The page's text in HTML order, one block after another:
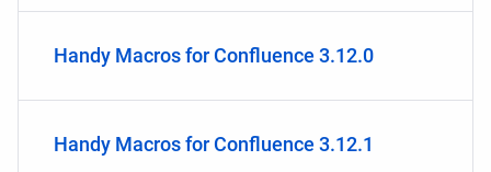
Handy Macros for Confluence 3.12.0
Handy Macros for Confluence 3.12.1